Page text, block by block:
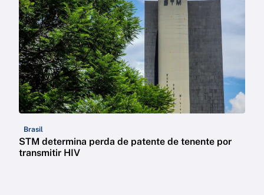
Brasil
STM determina perda de patente de tenente por
transmitir HIV